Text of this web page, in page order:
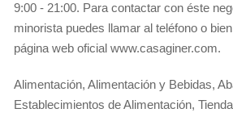
9:00 - 21:00. Para contactar con éste
minorista puedes llamar al teléfono o
página web oficial www.casaginer.com.
Alimentación, Alimentación y Bebidas,
Establecimientos de Alimentación,